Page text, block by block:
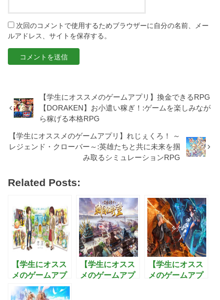
次回のコメントで使用するためブラウザーに自分の名前、メー
ルアドレス、サイトを保存する。
【学生にオススメのゲームアプリ】換金できるRPG
【DORAKEN】お小遣い稼ぎ！:ゲームを楽しみなが
ら稼げる本格RPG
【学生にオススメのゲームアプリ】れじぇくろ！ ～
レジェンド・クローバー～:英雄たちと共に未来を掴
み取るシミュレーションRPG
Related Posts:
【学生にオスス
メのゲームアプ
リ】恋庭：ゲー
ムをしながら恋
【学生にオスス
メのゲームアプ
【学生にオスス
メのゲームアプ